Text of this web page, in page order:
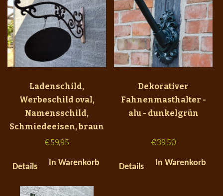
Ladenschild,
Werbeschild oval,
Namensschild,
Schmiedeeisen, braun
€59,95
Details In Warenkorb
Dekorativer
Fahnenmasthalter -
alu - dunkelgrün
€39,50
Details In Warenkorb